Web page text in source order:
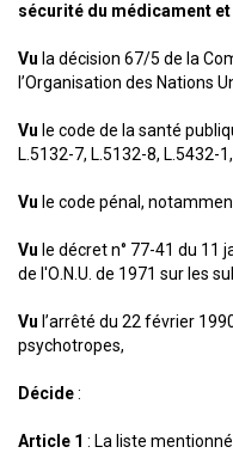
sécurité du médicament
Vu la décision 67/5 de la
l’Organisation des Nations
Vu le code de la santé
L.5132-7, L.5132-8, L.5432-
Vu le code pénal,
Vu le décret n° 77-41 du 11
de l'O.N.U. de 1971 sur les
Vu l’arrêté du 22 février
psychotropes,
Décide:
Article 1 : La liste